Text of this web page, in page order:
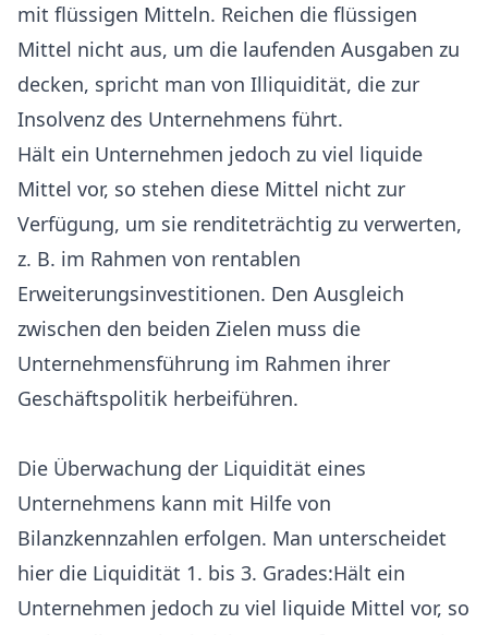
mit flüssigen Mitteln. Reichen die flüssigen
Mittel nicht aus, um die laufenden Ausgaben zu
decken, spricht man von Illiquidität, die zur
Insolvenz des Unternehmens führt.
Hält ein Unternehmen jedoch zu viel liquide
Mittel vor, so stehen diese Mittel nicht zur
Verfügung, um sie renditeträchtig zu verwerten,
z. B. im Rahmen von rentablen
Erweiterungsinvestitionen. Den Ausgleich
zwischen den beiden Zielen muss die
Unternehmensführung im Rahmen ihrer
Geschäftspolitik herbeiführen.
Die Überwachung der Liquidität eines
Unternehmens kann mit Hilfe von
Bilanzkennzahlen erfolgen. Man unterscheidet
hier die Liquidität 1. bis 3. Grades:Hält ein
Unternehmen jedoch zu viel liquide Mittel vor, so